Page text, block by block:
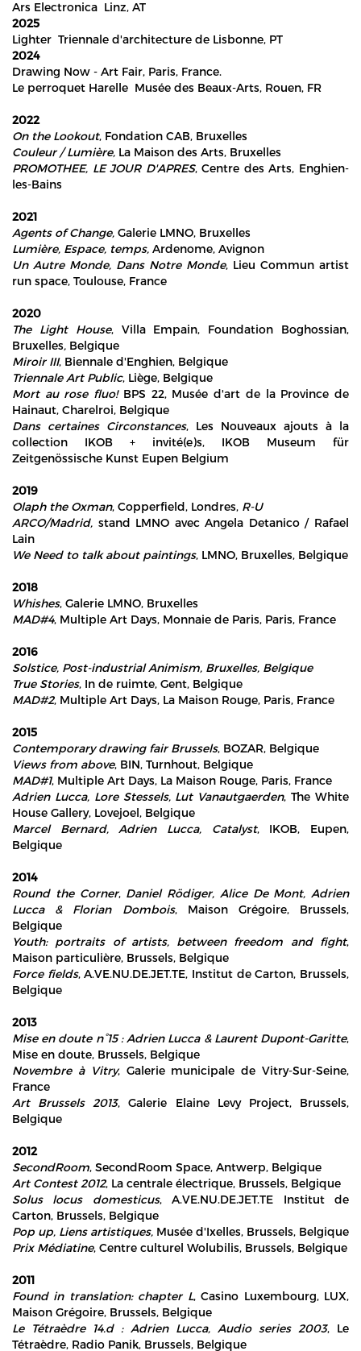
Ars Electronica Linz, AT
2025
Lighter Triennale d'architecture de Lisbonne, PT
2024
Drawing Now - Art Fair, Paris, France.
Le perroquet Harelle Musée des Beaux-Arts, Rouen, FR
2022
On the Lookout, Fondation CAB, Bruxelles
Couleur / Lumière, La Maison des Arts, Bruxelles
PROMOTHEE, LE JOUR D'APRES, Centre des Arts, Enghien-
les-Bains
2021
Agents of Change, Galerie LMNO, Bruxelles
Lumière, Espace, temps, Ardenome, Avignon
Un Autre Monde, Dans Notre Monde, Lieu Commun artist
run space, Toulouse, France
2020
The Light House, Villa Empain, Foundation Boghossian,
Bruxelles, Belgique
Miroir III, Biennale d'Enghien, Belgique
Triennale Art Public, Liège, Belgique
Mort au rose fluo!BPS 22, Musée d'art de la Province de
Hainaut, Charelroi, Belgique
Dans certaines Circonstances, Les Nouveaux ajouts à la
collection IKOB + invité(e)s, IKOB Museum für
Zeitgenössische Kunst Eupen Belgium
2019
Olaph the Oxman, Copperfield, Londres, R-U
ARCO/Madrid, stand LMNO avec Angela Detanico / Rafael
Lain
We Need to talk about paintings, LMNO, Bruxelles, Belgique
2018
Whishes, Galerie LMNO, Bruxelles
MAD#4, Multiple Art Days, Monnaie de Paris, Paris, France
2016
Solstice, Post-industrial Animism, Bruxelles, Belgique
True Stories, In de ruimte, Gent, Belgique
MAD#2, Multiple Art Days, La Maison Rouge, Paris, France
2015
Contemporary drawing fair Brussels, BOZAR, Belgique
Views from above, BIN, Turnhout, Belgique
MAD#1, Multiple Art Days, La Maison Rouge, Paris, France
Adrien Lucca, Lore Stessels, Lut Vanautgaerden, The White
House Gallery, Lovejoel, Belgique
Marcel Bernard, Adrien Lucca, Catalyst, IKOB, Eupen,
Belgique
2014
Round the Corner, Daniel Rödiger, Alice De Mont, Adrien
Lucca & Florian Dombois, Maison Grégoire, Brussels,
Belgique
Youth: portraits of artists, between freedom and fight,
Maison particulière, Brussels, Belgique
Force fields, A.VE.NU.DE.JET.TE, Institut de Carton, Brussels,
Belgique
2013
Mise en doute n°15 : Adrien Lucca & Laurent Dupont-Garitte,
Mise en doute, Brussels, Belgique
Novembre à Vitry, Galerie municipale de Vitry-Sur-Seine,
France
Art Brussels 2013, Galerie Elaine Levy Project, Brussels,
Belgique
2012
SecondRoom, SecondRoom Space, Antwerp, Belgique
Art Contest 2012, La centrale électrique, Brussels, Belgique
Solus locus domesticus, A.VE.NU.DE.JET.TE Institut de
Carton, Brussels, Belgique
Pop up, Liens artistiques, Musée d'Ixelles, Brussels, Belgique
Prix Médiatine, Centre culturel Wolubilis, Brussels, Belgique
2011
Found in translation: chapter L, Casino Luxembourg, LUX,
Maison Grégoire, Brussels, Belgique
Le Tétraèdre 14.d : Adrien Lucca, Audio series 2003, Le
Tétraèdre, Radio Panik, Brussels, Belgique